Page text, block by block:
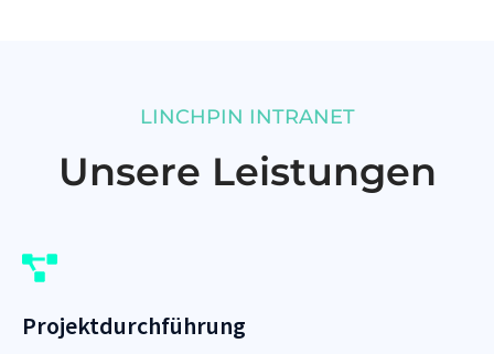
LINCHPIN INTRANET
Unsere Leistungen
Projektdurchführung